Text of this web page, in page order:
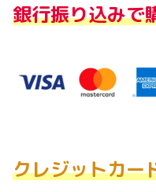
銀行振り込みで
クレジットカー